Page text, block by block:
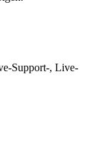
Support-, Live-